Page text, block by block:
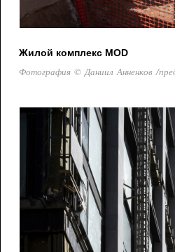
Жилой комплекс MOD
Фотография © Даниил Анненков /